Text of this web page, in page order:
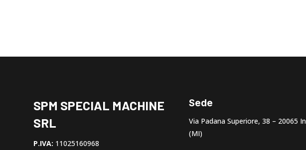
SPM SPECIAL MACHINE
SRL
P.IVA: 11025160968
Sede
Via Padana Superiore, 38 – 20065
(MI)